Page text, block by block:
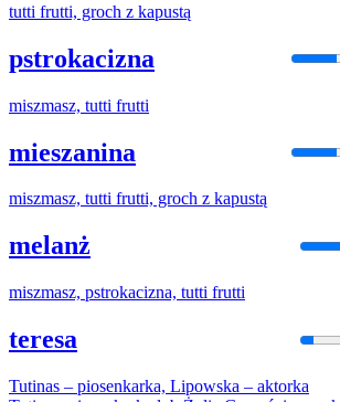
tutti frutti, groch z kapustą
pstrokacizna
miszmasz, tutti frutti
mieszanina
miszmasz, tutti frutti, groch z kapustą
melanż
miszmasz, pstrokacizna, tutti frutti
teresa
Tutinas – piosenkarka, Lipowska – aktorka